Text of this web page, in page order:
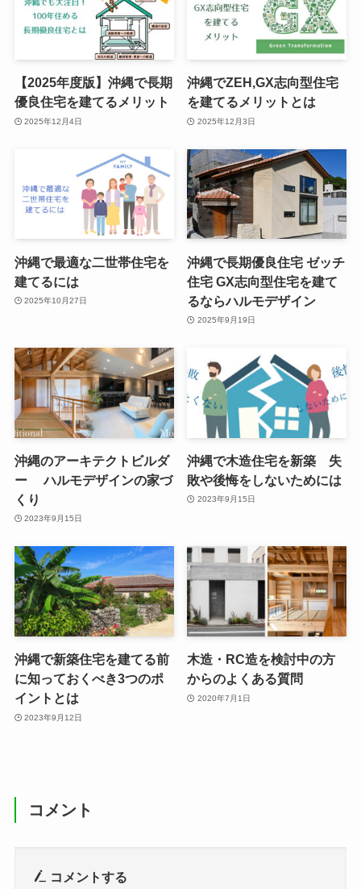
【2025年度版】沖縄で長期
優良住宅を建てるメリット
2025年12月4日
沖縄でZEH,GX志向型住宅
を建てるメリットとは
2025年12月3日
沖縄で最適な二世帯住宅を
建てるには
2025年10月27日
沖縄で長期優良住宅 ゼッチ
住宅 GX志向型住宅を建て
るならハルモデザイン
2025年9月19日
沖縄のアーキテクトビルダ
ー ハルモデザインの家づ
くり
2023年9月15日
沖縄で木造住宅を新築 失
敗や後悔をしないためには
2023年9月15日
沖縄で新築住宅を建てる前
に知っておくべき3つのポ
イントとは
2023年9月12日
木造・RC造を検討中の方
からのよくある質問
2020年7月1日
コメント
コメントする